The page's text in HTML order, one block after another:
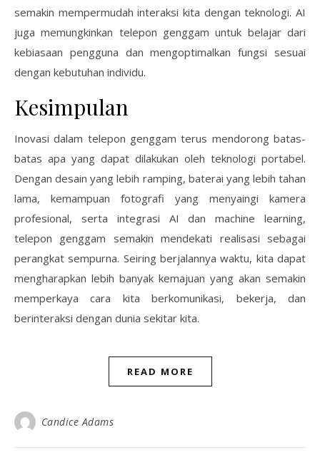
semakin mempermudah interaksi kita dengan teknologi. AI
juga memungkinkan telepon genggam untuk belajar dari
kebiasaan pengguna dan mengoptimalkan fungsi sesuai
dengan kebutuhan individu.
Kesimpulan
Inovasi dalam telepon genggam terus mendorong batas-
batas apa yang dapat dilakukan oleh teknologi portabel.
Dengan desain yang lebih ramping, baterai yang lebih tahan
lama, kemampuan fotografi yang menyaingi kamera
profesional, serta integrasi AI dan machine learning,
telepon genggam semakin mendekati realisasi sebagai
perangkat sempurna. Seiring berjalannya waktu, kita dapat
mengharapkan lebih banyak kemajuan yang akan semakin
memperkaya cara kita berkomunikasi, bekerja, dan
berinteraksi dengan dunia sekitar kita.
READ MORE
Candice Adams